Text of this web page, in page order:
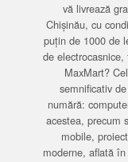
vă livrează
Chișinău, cu
puțin de 1000 de
de
MaxMart?
semnificativ
numără:
acestea, precum
mobile,
moderne, aflată